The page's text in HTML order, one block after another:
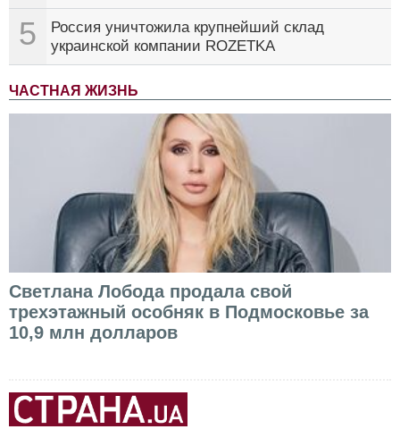
5
Россия уничтожила крупнейший склад
украинской компании ROZETKA
ЧАСТНАЯ ЖИЗНЬ
Светлана Лобода продала свой
трехэтажный особняк в Подмосковье за
10,9 млн долларов